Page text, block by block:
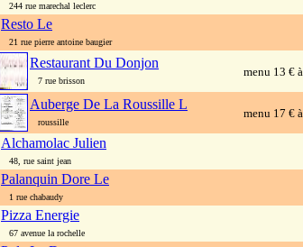
244 rue marechal leclerc
Resto Le
21 rue pierre antoine baugier
Restaurant Du Donjon
7 rue brisson
menu 13 €
Auberge De La Roussille L
roussille
menu 17 €
Alchamolac Julien
48, rue saint jean
Palanquin Dore Le
1 rue chabaudy
Pizza Energie
67 avenue la rochelle